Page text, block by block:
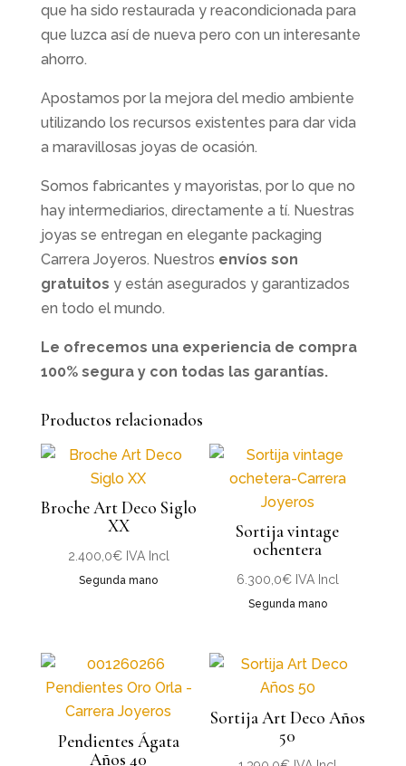
que ha sido restaurada y reacondicionada para
que luzca así de nueva pero con un interesante
ahorro.
Apostamos por la mejora del medio ambiente
utilizando los recursos existentes para dar vida
a maravillosas joyas de ocasión.
Somos fabricantes y mayoristas, por lo que no
hay intermediarios, directamente a tí. Nuestras
joyas se entregan en elegante packaging
Carrera Joyeros. Nuestros envíos son
gratuitos y están asegurados y garantizados
en todo el mundo.
Le ofrecemos una experiencia de compra
100% segura y con todas las garantías.
Productos relacionados
Broche Art Deco Siglo
XX
2.400,0€ IVA Incl
Segunda mano
Sortija vintage
ochentera
6.300,0€ IVA Incl
Segunda mano
Pendientes Ágata
Años 40
Sortija Art Deco Años
50